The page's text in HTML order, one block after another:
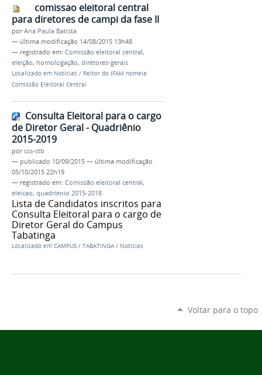
comissao eleitoral central
para diretores de campi da fase II
porAna Paula Batista
— última modificação 14/08/2015 13h48
— registrado em: Comissão eleitoral central,
eleição, homologação, diretores-gerais
Localizado em Notícias / Reitor do IFAM nomeia
Comissão Eleitoral Central
Consulta Eleitoral para o cargo
de Diretor Geral - Quadriênio
2015-2019
porccs-ctb
— publicado 10/09/2015 — última modificação
05/10/2015 22h19
— registrado em: Comissão eleitoral central,
eleicao, quadrienio 2015-2018
Lista de Candidatos inscritos para
Consulta Eleitoral para o cargo de
Diretor Geral do Campus
Tabatinga
Localizado em CAMPUS / TABATINGA / Notícias
Voltar para o topo